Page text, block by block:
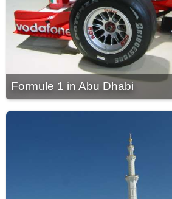
Formule 1 in Abu Dhabi